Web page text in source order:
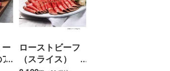
ー
ア
ローストビーフ
（スライス）